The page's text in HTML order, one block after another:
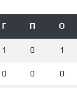
Г П О
1 0 1
0 0 0